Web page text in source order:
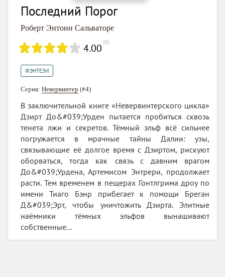
Последний Порог
Роберт Энтони Сальваторе
4.00 (1)
ФЭНТЕЗИ
Серия: Невервинтер (#4)
В заключительной книге «Невервинтерского цикла»
Дзирт До&#039;Урден пытается пробиться сквозь
тенета лжи и секретов. Тёмный эльф всё сильнее
погружается в мрачные тайны Далии: узы,
связывающие её долгое время с Дзиртом, рискуют
оборваться, тогда как связь с давним врагом
До&#039;Урдена, Артемисом Энтрери, продолжает
расти. Тем временем в пещерах Гонтлгрима дроу по
имени Тиаго Бэнр прибегает к помощи Бреган
Д&#039;Эрт, чтобы уничтожить Дзирта. Элитные
наёмники тёмных эльфов вынашивают
собственные...